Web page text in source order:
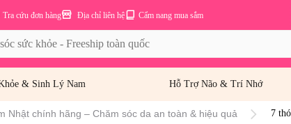
Cẩm nang mua sắm
Địa chỉ liên hệ
Tra cứu đơn hàng
& Sinh Lý Nam Hỗ Trợ Não & Trí Nhớ
Nhật chính hãng – Chăm sóc da an toàn & hiệu quả 7